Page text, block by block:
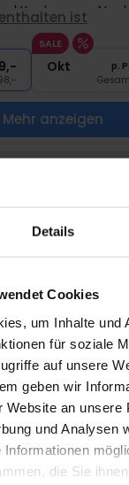
Details
Cookies
um Inhalte und
für soziale
auf unsere
geben wir
Website an unsere
und Analysen
Informationen
die Sie
Kuchen am
Spa-/
ist
SALE
Okt p. P.
Mehr anzeigen
Wellness in
für
mit Zimmern, die
sind. Nutzen Sie den
oder
in